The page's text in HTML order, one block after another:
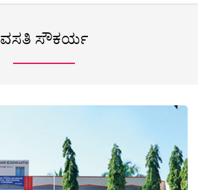
ವಸತಿ ಸೌಕರ್ಯ